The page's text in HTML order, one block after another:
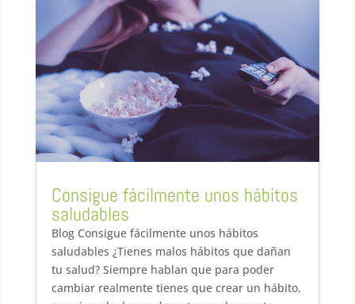
Consigue fácilmente unos hábitos
saludables
Blog Consigue fácilmente unos hábitos
saludables ¿Tienes malos hábitos que dañan
tu salud? Siempre hablan que para poder
cambiar realmente tienes que crear un hábito,